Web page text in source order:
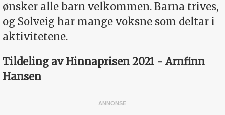
ønsker alle barn velkommen. Barna trives,
og Solveig har mange voksne som deltar i
aktivitetene.
Tildeling av Hinnaprisen 2021 - Arnfinn
Hansen